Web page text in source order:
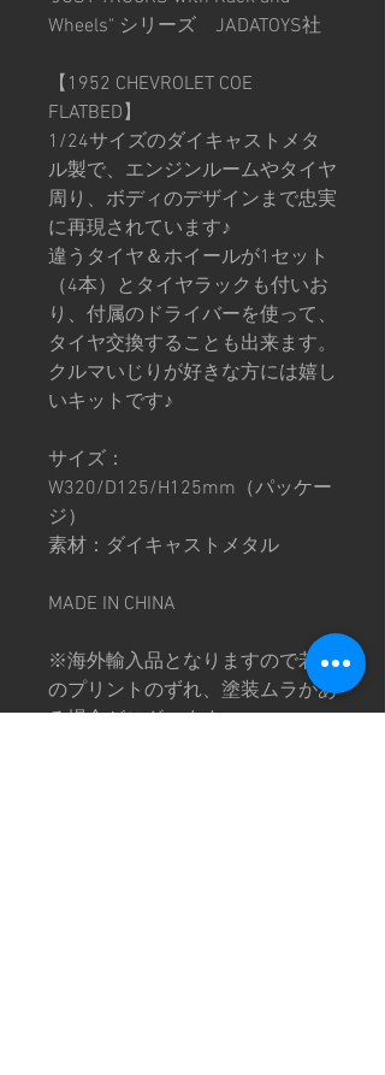
Wheels" シリーズ JADATOYS社
【1952 CHEVROLET COE
FLATBED】
1/24サイズのダイキャストメタ
ル製で、エンジンルームやタイヤ
周り、ボディのデザインまで忠実
に再現されています♪
違うタイヤ＆ホイールが1セット
（4本）とタイヤラックも付いお
り、付属のドライバーを使って、
タイヤ交換することも出来ます。
クルマいじりが好きな方には嬉し
いキットです♪
サイズ：
W320/D125/H125mm（パッケー
ジ）
素材：ダイキャストメタル
MADE IN CHINA
※海外輸入品となりますので若干
のプリントのずれ、塗装ムラがあ
る場合がございます。